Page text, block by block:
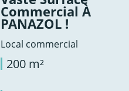
Commercial À
PANAZOL !
Local commercial
200 m²